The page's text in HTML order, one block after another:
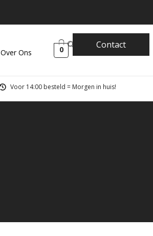
Over Ons
0 Contact
Voor 14:00 besteld = Morgen in huis!